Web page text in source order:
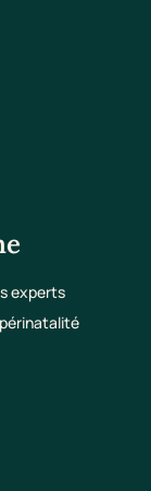
experts